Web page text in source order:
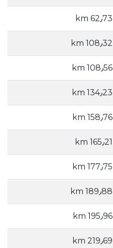
62٫73 km
108٫32 km
108٫56 km
134٫23 km
158٫76 km
165٫21 km
177٫75 km
189٫88 km
195٫96 km
219٫69 km